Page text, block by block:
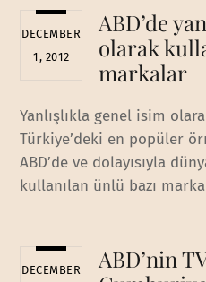
DECEMBER
1, 2012
ABD’de
olarak
markalar
Yanlışlıkla genel isim
Türkiye’deki en popüler
ABD’de ve dolayısıyla
kullanılan ünlü bazı
DECEMBER
ABD’nin